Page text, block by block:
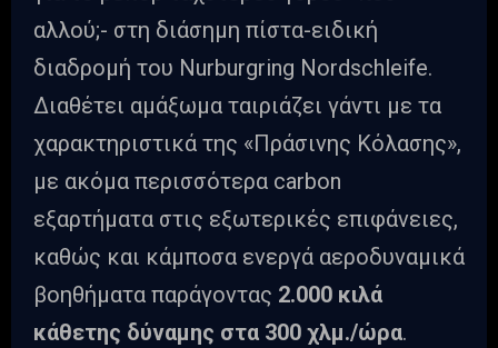
αλλού;- στη διάσημη πίστα-ειδική
διαδρομή του Nurburgring Nordschleife.
Διαθέτει αμάξωμα ταιριάζει γάντι με τα
χαρακτηριστικά της «Πράσινης Κόλασης»,
με ακόμα περισσότερα carbon
εξαρτήματα στις εξωτερικές επιφάνειες,
καθώς και κάμποσα ενεργά αεροδυναμικά
βοηθήματα παράγοντας 2.000 κιλά
κάθετης δύναμης στα 300 χλμ./ώρα.